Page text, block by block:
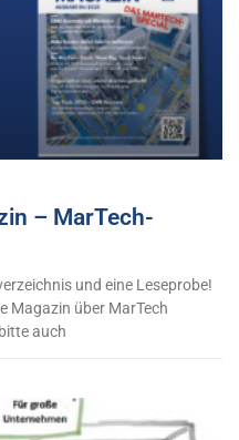
– MarTech-
und eine Leseprobe!
Magazin über MarTech
auch